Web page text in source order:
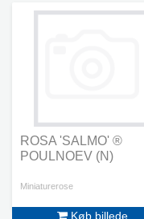
ROSA 'SALMO' ®
POULNOEV (N)
Miniaturerose
Køb billede